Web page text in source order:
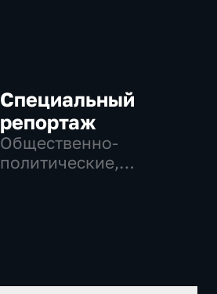
Специальный
репортаж
Общественно-
политические,